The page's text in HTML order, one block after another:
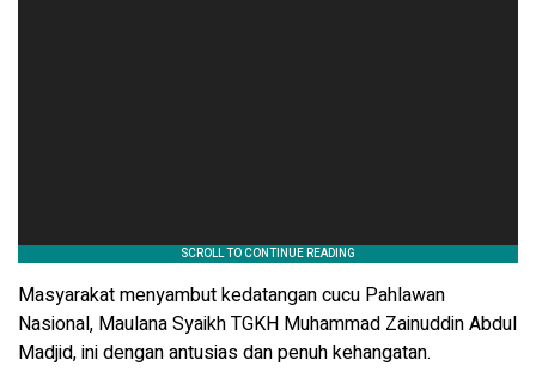
Masyarakat menyambut kedatangan cucu Pahlawan
Nasional, Maulana Syaikh TGKH Muhammad Zainuddin Abdul
Madjid, ini dengan antusias dan penuh kehangatan.